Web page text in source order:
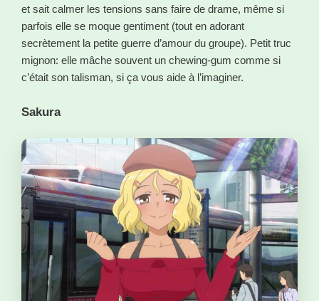
et sait calmer les tensions sans faire de drame, même si
parfois elle se moque gentiment (tout en adorant
secrètement la petite guerre d’amour du groupe). Petit truc
mignon: elle mâche souvent un chewing-gum comme si
c’était son talisman, si ça vous aide à l’imaginer.
Sakura